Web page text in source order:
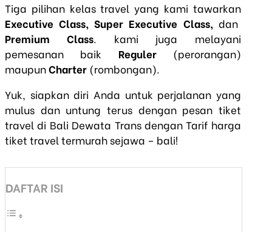
Tiga pilihan kelas travel yang kami tawarkan
Executive Class, Super Executive Class,dan
Premium Class. kami juga melayani
pemesanan baik Reguler(perorangan)
maupunCharter (rombongan).
Yuk, siapkan diri Anda untuk perjalanan yang
mulus dan untung terus dengan pesan tiket
travel di Bali Dewata Trans dengan Tarif harga
tiket travel termurah sejawa – bali!
DAFTAR ISI